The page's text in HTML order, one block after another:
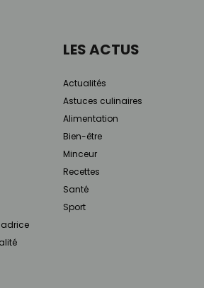
LES ACTUS
Actualités
Astuces culinaires
Alimentation
Bien-être
Minceur
Recettes
Santé
Sport